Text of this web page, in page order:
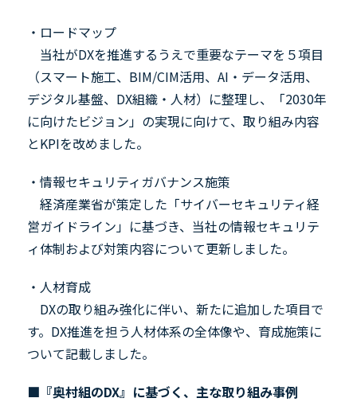
・ロードマップ
当社がDXを推進するうえで重要なテーマを５項目
（スマート施工、 BIM/CIM活用、 AI ・データ活用、
デジタル基盤、 DX組織・人材）に整理し、「2030年
に向けたビジョン」の実現に向けて、取り組み内容
とKPIを改めました。
・情報セキュリティガバナンス施策
経済産業省が策定した「サイバーセキュリティ経
営ガイドライン」に基づき、当社の情報セキュリテ
ィ体制および対策内容について更新しました。
・人材育成
DXの取り組み強化に伴い、新たに追加した項目で
す。 DX推進を担う人材体系の全体像や、育成施策に
ついて記載しました。
■ 『奥村組のDX』に基づく、主な取り組み事例